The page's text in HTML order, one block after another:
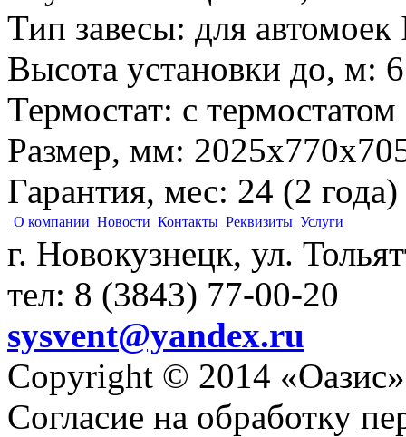
Тип завесы: для автомоек
Высота установки до, м: 6
Термостат: с термостатом
Размер, мм:
Гарантия, мес: 24 (2 года)
О компании Новости Контакты Реквизиты Услуги
г. Новокузнецк, ул.
тел: 8 (3843) 77-00-20
sysvent@yandex.ru
Copyright © 2014 «Оазис»
Согласие на обработку